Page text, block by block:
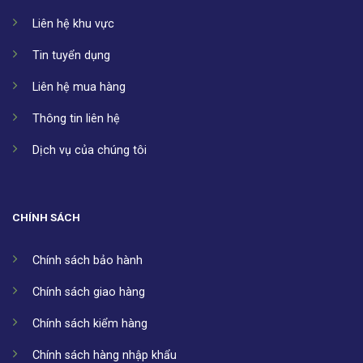
Liên hệ khu vực
Tin tuyển dụng
Liên hệ mua hàng
Thông tin liên hệ
Dịch vụ của chúng tôi
CHÍNH SÁCH
Chính sách bảo hành
Chính sách giao hàng
Chính sách kiểm hàng
Chính sách hàng nhập khẩu